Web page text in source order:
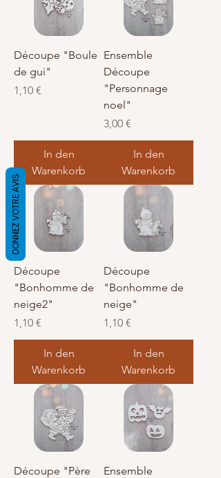
Découpe "Boule
de gui"
Preis
1,10 €
In den
Warenkorb
Ensemble
Découpe
"Personnage
noel"
Preis
3,00 €
In den
Warenkorb
Découpe
"Bonhomme de
neige2"
Preis
1,10 €
In den
Warenkorb
Découpe
"Bonhomme de
neige"
Preis
1,10 €
In den
Warenkorb
Découpe "Père Ensemble
DONNEZ VOTRE AVIS